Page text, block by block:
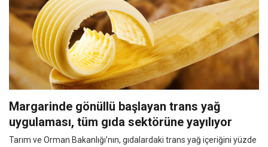
Margarinde gönüllü başlayan trans yağ
uygulaması, tüm gıda sektörüne yayılıyor
Tarım ve Orman Bakanlığı’nın, gıdalardaki trans yağ içeriğini yüzde